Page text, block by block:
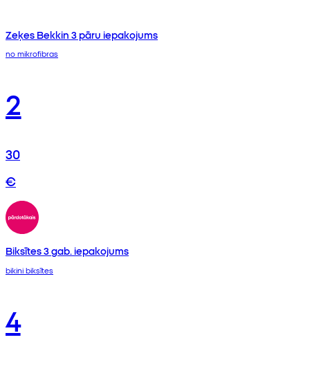
Zeķes Bekkin 3 pāru iepakojums
no mikrofibras
2
30
€
Biksītes 3 gab. iepakojums
bikini biksītes
4